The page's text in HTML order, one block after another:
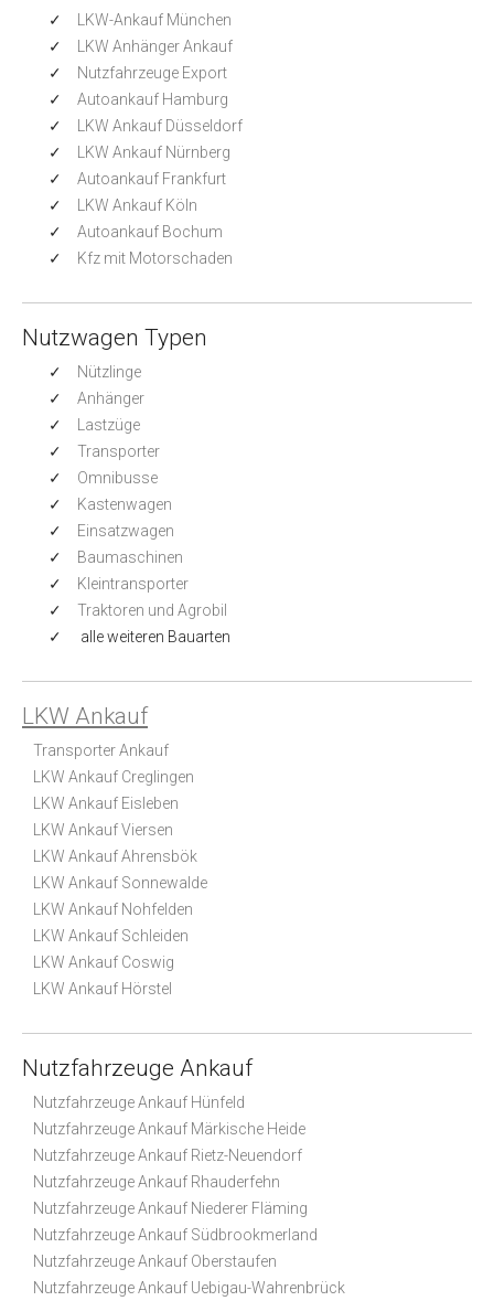
LKW-Ankauf München
LKW Anhänger Ankauf
Nutzfahrzeuge Export
Autoankauf Hamburg
LKW Ankauf Düsseldorf
LKW Ankauf Nürnberg
Autoankauf Frankfurt
LKW Ankauf Köln
Autoankauf Bochum
Kfz mit Motorschaden
Nutzwagen Typen
Nützlinge
Anhänger
Lastzüge
Transporter
Omnibusse
Kastenwagen
Einsatzwagen
Baumaschinen
Kleintransporter
Traktoren und Agrobil
alle weiteren Bauarten
LKW Ankauf
Transporter Ankauf
LKW Ankauf Creglingen
LKW Ankauf Eisleben
LKW Ankauf Viersen
LKW Ankauf Ahrensbök
LKW Ankauf Sonnewalde
LKW Ankauf Nohfelden
LKW Ankauf Schleiden
LKW Ankauf Coswig
LKW Ankauf Hörstel
Nutzfahrzeuge Ankauf
Nutzfahrzeuge Ankauf Hünfeld
Nutzfahrzeuge Ankauf Märkische Heide
Nutzfahrzeuge Ankauf Rietz-Neuendorf
Nutzfahrzeuge Ankauf Rhauderfehn
Nutzfahrzeuge Ankauf Niederer Fläming
Nutzfahrzeuge Ankauf Südbrookmerland
Nutzfahrzeuge Ankauf Oberstaufen
Nutzfahrzeuge Ankauf Uebigau-Wahrenbrück